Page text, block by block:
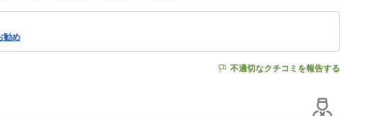
様にご満足いただけるよう、設備の維持管理に努めてまいります。
ありがとうございました。
勧め
不適切なクチコミを報告する